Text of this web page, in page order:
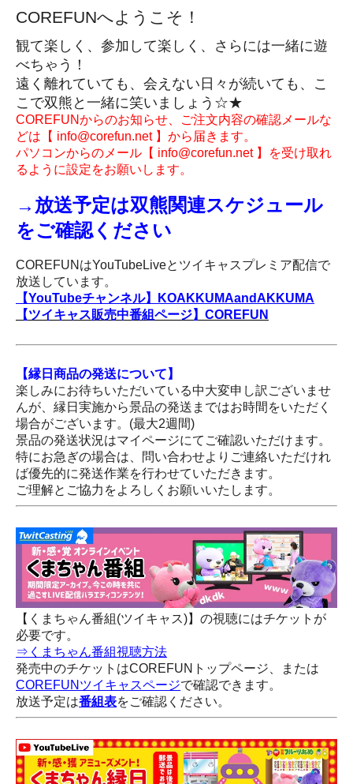
COREFUNへようこそ！
観て楽しく、参加して楽しく、さらには一緒に遊
べちゃう！
遠く離れていても、会えない日々が続いても、こ
こで双熊と一緒に笑いましょう☆★
COREFUNからのお知らせ、ご注文内容の確認メールな
どは【 info@corefun.net 】から届きます。
パソコンからのメール【 info@corefun.net 】を受け取れ
るように設定をお願いします。
→放送予定は双熊関連スケジュール
をご確認ください
COREFUNはYouTubeLiveとツイキャスプレミア配信で
放送しています。
【YouTubeチャンネル】KOAKKUMAandAKKUMA
【ツイキャス販売中番組ページ】COREFUN
【縁日商品の発送について】
楽しみにお待ちいただいている中大変申し訳ございませ
んが、縁日実施から景品の発送まではお時間をいただく
場合がございます。(最大2週間)
景品の発送状況はマイページにてご確認いただけます。
特にお急ぎの場合は、問い合わせよりご連絡いただけれ
ば優先的に発送作業を行わせていただきます。
ご理解とご協力をよろしくお願いいたします。
【くまちゃん番組(ツイキャス)】の視聴にはチケットが
必要です。
⇒くまちゃん番組視聴方法
発売中のチケットはCOREFUNトップページ、または
COREFUNツイキャスページで確認できます。
放送予定は番組表をご確認ください。